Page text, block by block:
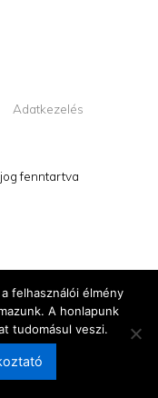
Adatkezelés
fenntartva
oldalra →
felhasználói élmény
A honlapunk
tudomásul veszi.